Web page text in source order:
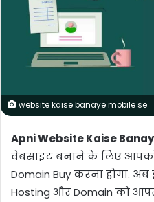
website kaise banaye mobile se
Apni Website Kaise
वेबसाइट बनाने के लिए
Domain Buy करना होगा.
Hosting और Domain को